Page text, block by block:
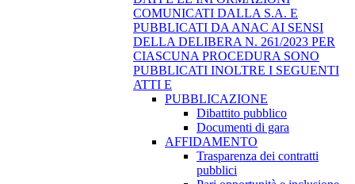
COMUNICATI DALLA S.A. E
PUBBLICATI DA ANAC AI SENSI
DELLA DELIBERA N. 261/2023 PER
CIASCUNA PROCEDURA SONO
PUBBLICATI INOLTRE I SEGUENTI
ATTI E
PUBBLICAZIONE
Dibattito pubblico
Documenti di gara
AFFIDAMENTO
Trasparenza dei contratti
pubblici